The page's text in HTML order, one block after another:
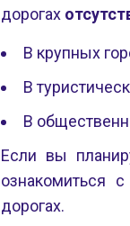
дорогах
В крупных
В
В
Если вы
ознакомиться с
дорогах.